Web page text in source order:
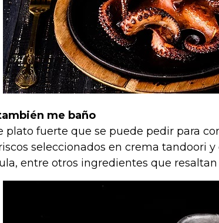
me baño
plato fuerte que se puede pedir para
seleccionados en crema tandoori
entre otros ingredientes que resaltan